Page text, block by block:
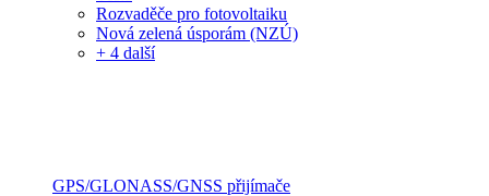
Rozvaděče pro fotovoltaiku
Nová zelená úsporám (NZÚ)
+ 4 další
GPS/GLONASS/GNSS přijímače